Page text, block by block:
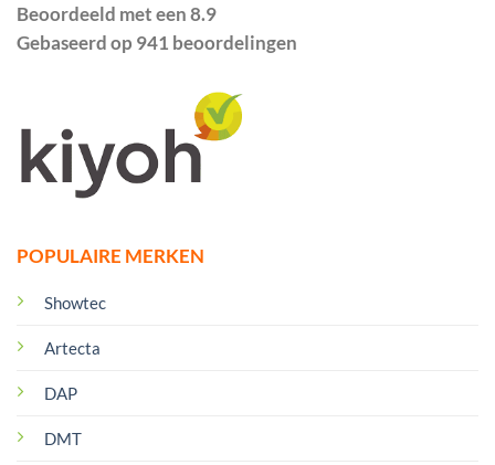
POPULAIRE MERKEN
Showtec
Artecta
DAP
DMT
Beoordeeld met een 8.9
Gebaseerd op 941 beoordelingen